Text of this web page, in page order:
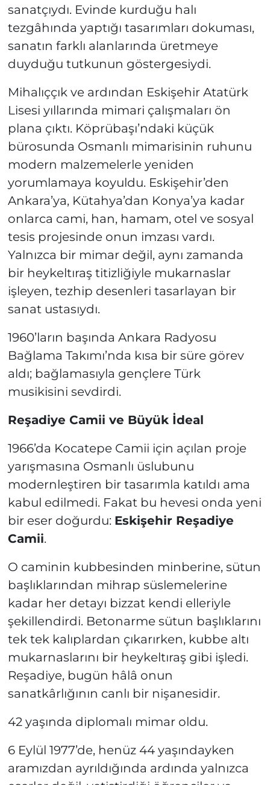
sanatçıydı. Evinde kurduğu halı
tezgâhında yaptığı tasarımları dokuması,
sanatın farklı alanlarında üretmeye
duyduğu tutkunun göstergesiydi.
Mihalıççık ve ardından Eskişehir Atatürk
Lisesi yıllarında mimari çalışmaları ön
plana çıktı. Köprübaşı’ndaki küçük
bürosunda Osmanlı mimarisinin ruhunu
modern malzemelerle yeniden
yorumlamaya koyuldu. Eskişehir’den
Ankara’ya, Kütahya’dan Konya’ya kadar
onlarca cami, han, hamam, otel ve sosyal
tesis projesinde onun imzası vardı.
Yalnızca bir mimar değil, aynı zamanda
bir heykeltıraş titizliğiyle mukarnaslar
işleyen, tezhip desenleri tasarlayan bir
sanat ustasıydı.
1960’ların başında Ankara Radyosu
Bağlama Takımı’nda kısa bir süre görev
aldı; bağlamasıyla gençlere Türk
musikisini sevdirdi.
Reşadiye Camii ve Büyük İdeal
1966’da Kocatepe Camii için açılan proje
yarışmasına Osmanlı üslubunu
modernleştiren bir tasarımla katıldı ama
kabul edilmedi. Fakat bu hevesi onda yeni
bir eser doğurdu: Eskişehir Reşadiye
Camii.
O caminin kubbesinden minberine, sütun
başlıklarından mihrap süslemelerine
kadar her detayı bizzat kendi elleriyle
şekillendirdi. Betonarme sütun başlıklarını
tek tek kalıplardan çıkarırken, kubbe altı
mukarnaslarını bir heykeltıraş gibi işledi.
Reşadiye, bugün hâlâ onun
sanatkârlığının canlı bir nişanesidir.
42 yaşında diplomalı mimar oldu.
6 Eylül 1977’de, henüz 44 yaşındayken
aramızdan ayrıldığında ardında yalnızca